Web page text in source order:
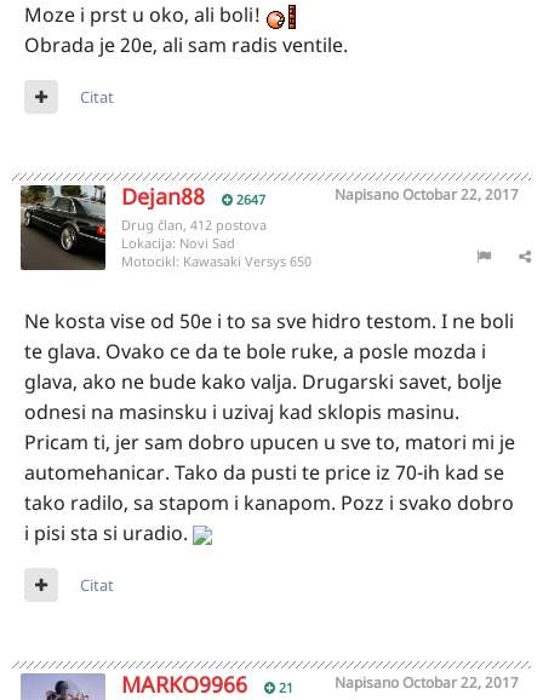
Moze i prst u oko, ali boli!
Obrada je 20e, ali sam radis ventile.
Citat
Dejan88 2647 NapisanoOctobar 22, 2017
Drug član, 412 postova
Lokacija: Novi Sad
Motocikl: Kawasaki Versys 650
Ne kosta vise od 50e i to sa sve hidro testom. I ne boli
te glava. Ovako ce da te bole ruke, a posle mozda i
glava, ako ne bude kako valja. Drugarski savet, bolje
odnesi na masinsku i uzivaj kad sklopis masinu.
Pricam ti, jer sam dobro upucen u sve to, matori mi je
automehanicar. Tako da pusti te price iz 70-ih kad se
tako radilo, sa stapom i kanapom. Pozz i svako dobro
i pisi sta si uradio.
Citat
MARKO9966 21 NapisanoOctobar 22, 2017